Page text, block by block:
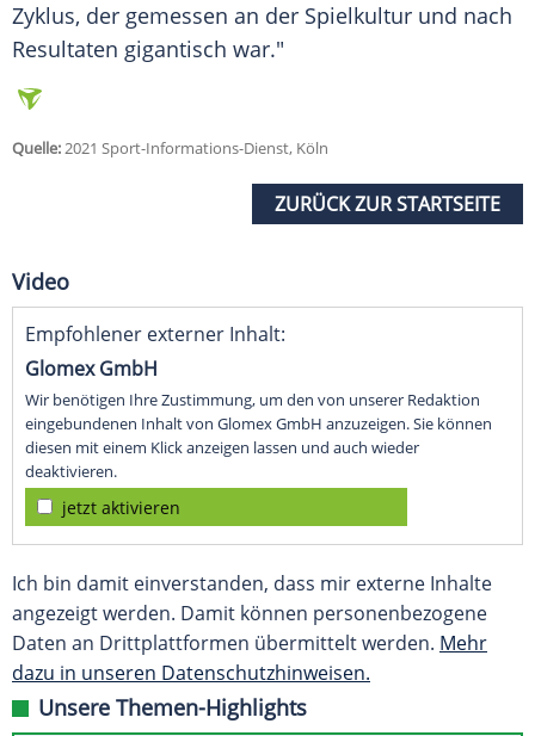
Zyklus, der gemessen an der Spielkultur und nach
Resultaten gigantisch war."
Quelle:2021 Sport-Informations-Dienst, Köln
ZURÜCK ZUR STARTSEITE
Video
Empfohlener externer Inhalt:
Glomex GmbH
Wir benötigen Ihre Zustimmung, um den von unserer Redaktion
eingebundenen Inhalt von Glomex GmbH anzuzeigen. Sie können
diesen mit einem Klick anzeigen lassen und auch wieder
deaktivieren.
jetzt aktivieren
Ich bin damit einverstanden, dass mir externe Inhalte
angezeigt werden. Damit können personenbezogene
Daten an Drittplattformen übermittelt werden. Mehr
dazu in unseren Datenschutzhinweisen.
Unsere Themen-Highlights